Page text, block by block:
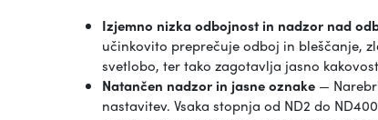
Izjemno nizka odbojnost in nadzor nad
učinkovito preprečuje odboj in bleščanje,
svetlobo, ter tako zagotavlja jasno
Natančen nadzor in jasne oznake —
nastavitev. Vsaka stopnja od ND2 do